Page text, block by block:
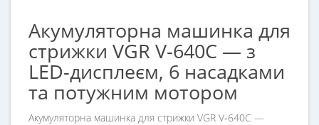
Акумуляторна машинка для
стрижки VGR V‑640C — з
LED-дисплеєм, 6 насадками
та потужним мотором
Акумуляторна машинка для стрижки VGR V‑640C —